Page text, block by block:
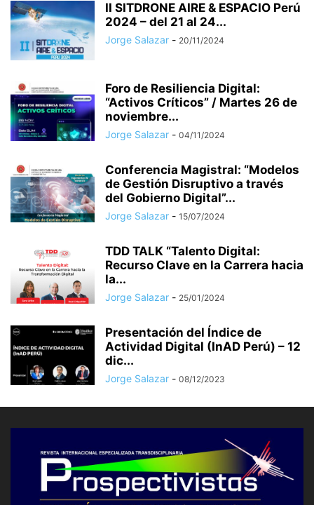
II SITDRONE AIRE & ESPACIO Perú
2024 – del 21 al 24...
Jorge Salazar - 20/11/2024
Foro de Resiliencia Digital:
“Activos Críticos” / Martes 26 de
noviembre...
Jorge Salazar - 04/11/2024
Conferencia Magistral: “Modelos
de Gestión Disruptivo a través
del Gobierno Digital”...
Jorge Salazar - 15/07/2024
TDD TALK “Talento Digital:
Recurso Clave en la Carrera hacia
la...
Jorge Salazar - 25/01/2024
Presentación del Índice de
Actividad Digital (InAD Perú) – 12
dic...
Jorge Salazar - 08/12/2023